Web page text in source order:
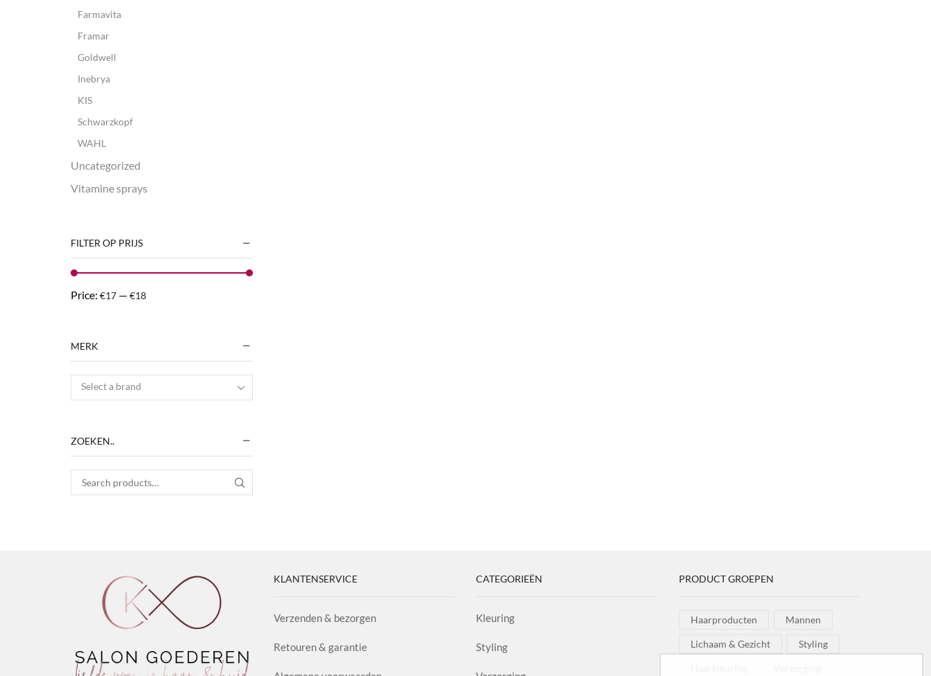
Farmavita
Framar
Goldwell
Inebrya
KIS
Schwarzkopf
WAHL
Uncategorized
Vitamine sprays
FILTER OP PRIJS
Price: €17 — €18
MERK
Select a brand
ZOEKEN..
Search for: SEARCH
KLANTENSERVICE
Verzenden & bezorgen
Retouren & garantie
CATEGORIEËN
Kleuring
Styling
PRODUCT GROEPEN
Haarproducten Mannen
Lichaam & Gezicht Styling